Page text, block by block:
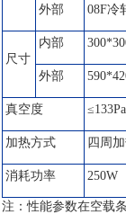
外部 08F冷
尺寸
内部
外部
真空度 ≤133Pa
加热方式 四周
消耗功率 250W
注：性能参数在空载